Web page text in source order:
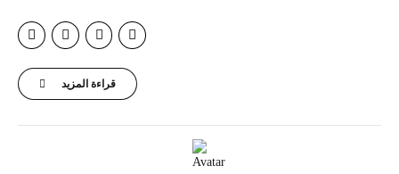
قراءة المزيد